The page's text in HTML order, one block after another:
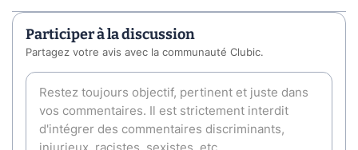
Participer à la discussion
Partagez votre avis avec la communauté Clubic.